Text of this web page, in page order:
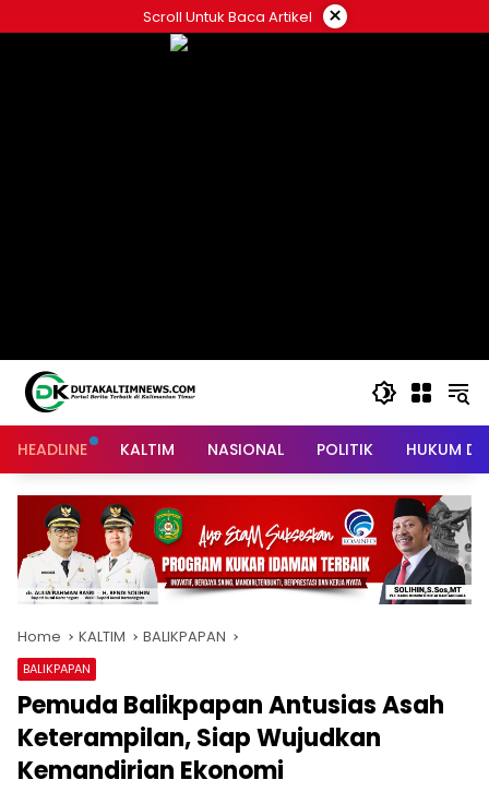
to
Scroll Untuk Baca Artikel ×
HEADLINE KALTIM NASIONAL POLITIK HUKUM
Home KALTIM BALIKPAPAN
BALIKPAPAN
Pemuda Balikpapan Antusias Asah
Keterampilan, Siap Wujudkan
Kemandirian Ekonomi